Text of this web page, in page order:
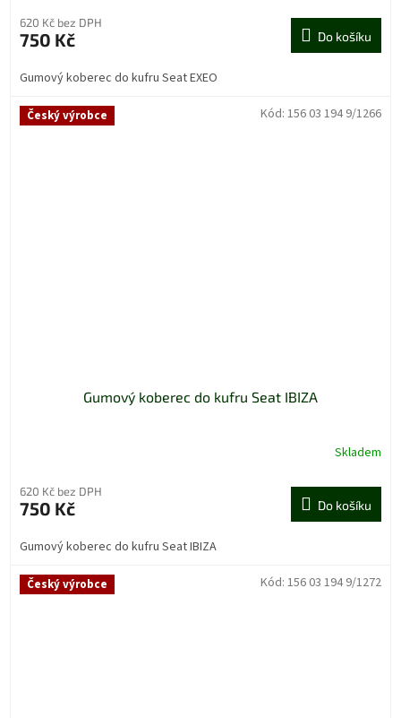
620 Kč bez DPH
750 Kč Do košíku
Gumový koberec do kufru Seat EXEO
Český výrobce
Gumový koberec do kufru Seat IBIZA
Skladem
620 Kč bez DPH
750 Kč Do košíku
Gumový koberec do kufru Seat IBIZA
Kód: 156 03 194 9/1266
Český výrobce Kód: 156 03 194 9/1272